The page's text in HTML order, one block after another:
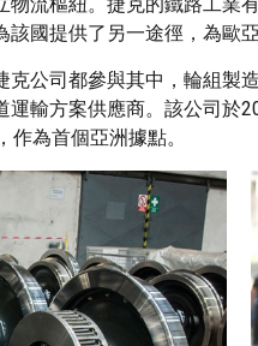
國提供了另一途徑，為歐
公司都參與其中，輪組製
輸方案供應商。該公司於
為首個亞洲據點。